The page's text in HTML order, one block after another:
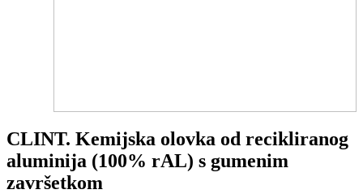
CLINT. Kemijska olovka od recikliranog
aluminija (100% rAL) s gumenim
završetkom